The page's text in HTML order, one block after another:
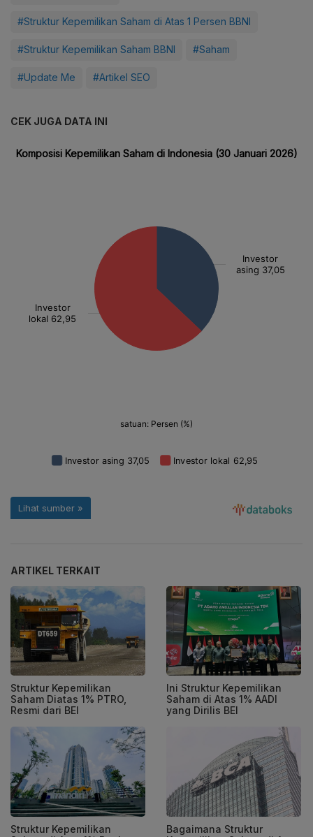
#Struktur Kepemilikan Saham di Atas 1 Persen BBNI
#Struktur Kepemilikan Saham BBNI #Saham
#Update Me #Artikel SEO
CEK JUGA DATA INI
ARTIKEL TERKAIT
Struktur Kepemilikan
Saham Diatas 1% PTRO,
Resmi dari BEI
Ini Struktur Kepemilikan
Saham di Atas 1% AADI
yang Dirilis BEI
Struktur Kepemilikan
Bagaimana Struktur